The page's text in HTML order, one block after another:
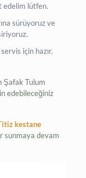
edelim lütfen.
sürüyoruz ve
için hazır.
Şafak Tulum
edebileceğiniz
kestane
sunmaya devam